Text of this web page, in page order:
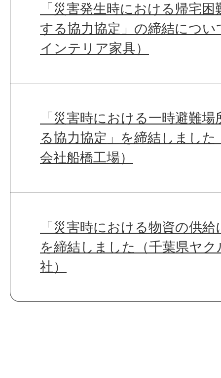
「災害発生時における帰宅
する協力協定」の締結につい
インテリア家具）
「災害時における一時避難
る協力協定」を締結しました
会社船橋工場）
「災害時における物資の供
を締結しました（千葉県ヤ
社）